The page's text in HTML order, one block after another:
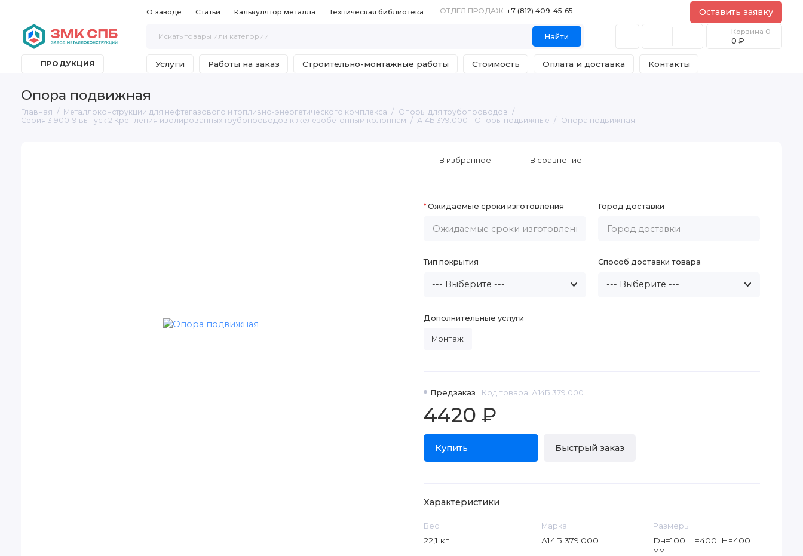
О заводе Статьи Калькулятор металла Техническая библиотека ОТДЕЛ ПРОДАЖ +7 (812) 409-45-65 Оставить заявку
Найти
Корзина 0
0 ₽
ПРОДУКЦИЯ Услуги Работы на заказ Строительно-монтажные работы Стоимость Оплата и доставка Контакты
Опора подвижная
Главная Металлоконструкции для нефтегазового и топливно-энергетического комплекса
Опоры для трубопроводов
Серия 3.900-9 выпуск 2 Крепления изолированных трубопроводов к железобетонным колоннам
А14Б 379.000 - Опоры подвижные Опора подвижная
Предзаказ Код товара: А14Б 379.000
4420 ₽
Купить Быстрый заказ
В избранное В сравнение
Ожидаемые сроки изготовления Город доставки
Тип покрытия Способ доставки товара
Дополнительные услуги
Монтаж
Характеристики
Вес
22,1 кг
Марка
А14Б 379.000
Размеры
Dн=100; L=400; Н=400
мм